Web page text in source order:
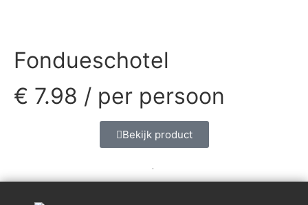
Fondueschotel
€ 7.98 / per persoon
Bekijk product
.